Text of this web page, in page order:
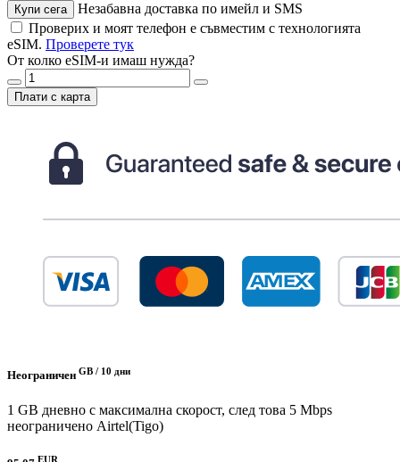
Купи сега
Незабавна доставка по имейл и SMS
Проверих и моят телефон е съвместим с технологията
eSIM. Проверете тук
От колко eSIM-и имаш нужда?
Плати с карта
Неограничен GB / 10 дни
1 GB дневно с максимална скорост, след това 5 Mbps
неограничено Airtel(Tigo)
EUR